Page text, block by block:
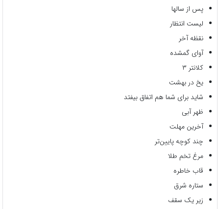
پس از سالها
لیست انتظار
نقظه آخر
آوای گمشده
کلانتر ۳
یخ در بهشت
شاید برای شما هم اتفاق بیفتد
ظهر آبی
آخرین مهلت
چند کوچه پایین‌تر
مرغ تخم طلا
قاب خاطره
ستاره شرق
زیر یک سقف